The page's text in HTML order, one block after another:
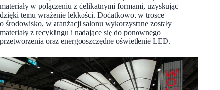
materiały w połączeniu z delikatnymi formami, uzyskując
dzięki temu wrażenie lekkości. Dodatkowo, w trosce
o środowisko, w aranżacji salonu wykorzystane zostały
materiały z recyklingu i nadające się do ponownego
przetworzenia oraz energooszczędne oświetlenie LED.